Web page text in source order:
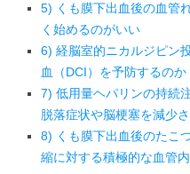
5) くも膜下出血後の血管
く始めるのがいい
6) 経脳室的ニカルジピン
血（DCI）を予防するの
7) 低用量ヘパリンの持続
脱落症状や脳梗塞を減少
8) くも膜下出血後のたこ
縮に対する積極的な血管